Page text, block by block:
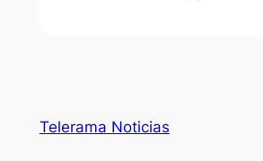
Telerama Noticias